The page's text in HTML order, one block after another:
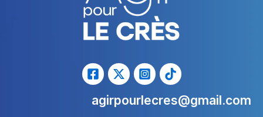
agirpourlecres@gmail.com